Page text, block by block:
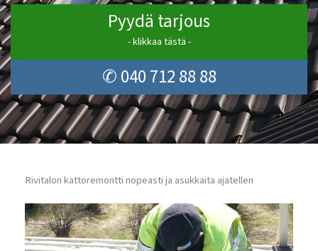
Pyydä tarjous
- klikkaa tästä -
✆ 040 712 88 88
Rivitalon kattoremontti nopeasti ja asukkaita ajatellen